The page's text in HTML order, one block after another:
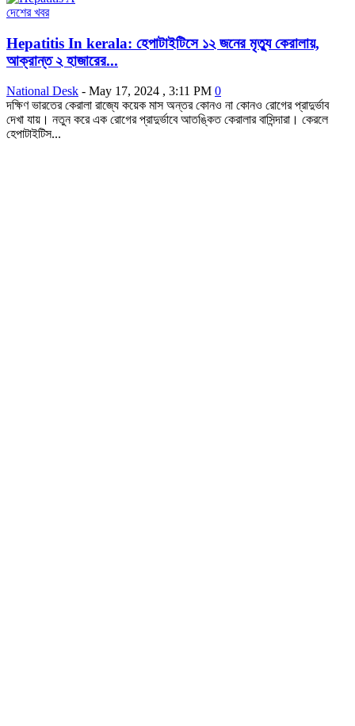
দেশের খবর
Hepatitis In kerala: হেপাটাইটিসে ১২ জনের মৃত্যু কেরালায়,
আক্রান্ত ২ হাজারের...
National Desk - May 17, 2024 , 3:11 PM 0
দক্ষিণ ভারতের কেরালা রাজ্যে কয়েক মাস অন্তর কোনও না কোনও রোগের প্রাদুর্ভাব
দেখা যায়। নতুন করে এক রোগের প্রাদুর্ভাবে আতঙ্কিত কেরালার বাসিন্দারা। কেরলে
হেপাটাইটিস...